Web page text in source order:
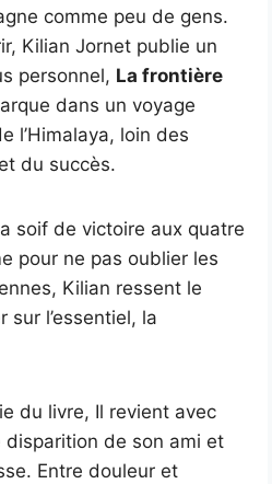
comme peu de gens.
Kilian Jornet publie un
personnel, La frontière
dans un voyage
l’Himalaya, loin des
du succès.
soif de victoire aux quatre
pour ne pas oublier les
Kilian ressent le
sur l’essentiel, la
du livre, Il revient avec
de son ami et
Entre douleur et